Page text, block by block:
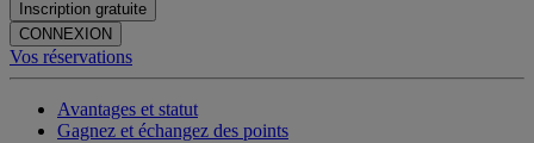
Inscription gratuite
CONNEXION
Vos réservations
Avantages et statut
Gagnez et échangez des points